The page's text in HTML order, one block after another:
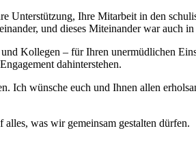
Unterstützung, Ihre Mitarbeit in den
und dieses Miteinander war auch in
Kollegen – für Ihren unermüdlichen
dahinterstehen.
Ich wünsche euch und Ihnen allen
was wir gemeinsam gestalten dürfen.